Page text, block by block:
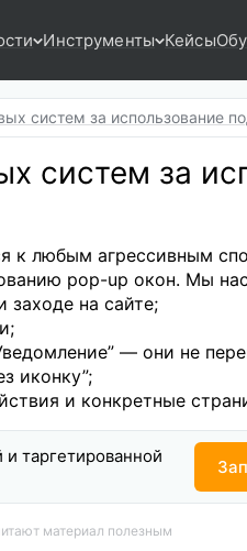
Инструменты Кейсы
систем за использование
систем за
к любым агрессивным
pop-up окон. Мы
заходе на сайте;
— они не
иконку”;
и конкретные
таргетированной
материал полезным